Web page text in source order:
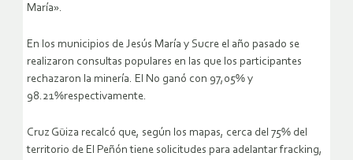
María».
En los municipios de Jesús María y Sucre el año pasado se
realizaron consultas populares en las que los participantes
rechazaron la minería. El No ganó con 97,05% y
98.21%respectivamente.
Cruz Güiza recalcó que, según los mapas, cerca del 75% del
territorio de El Peñón tiene solicitudes para adelantar fracking,